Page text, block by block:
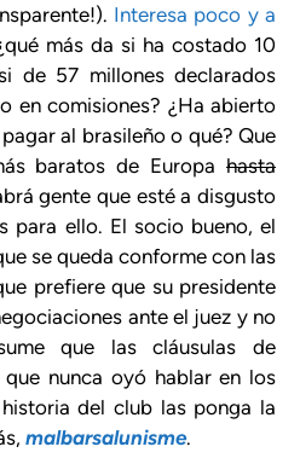
Interesa poco y a
más da si ha costado 10
de 57 millones declarados
en comisiones? ¿Ha abierto
al brasileño o qué? Que
baratos de Europa hasta
gente que esté a disgusto
para ello. El socio bueno, el
se queda conforme con las
prefiere que su presidente
ante el juez y no
que las cláusulas de
nunca oyó hablar en los
del club las ponga la
malbarsalunisme.